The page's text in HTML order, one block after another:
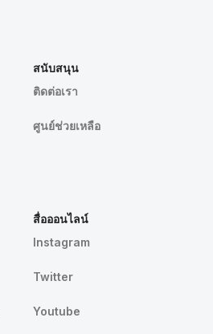
สนับสนุน
ติดต่อเรา
ศูนย์ช่วยเหลือ
สื่อออนไลน์
Instagram
Twitter
Youtube